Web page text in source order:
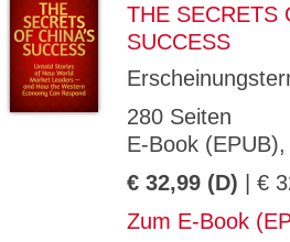
THE SECRETS
SUCCESS
280 Seiten
E-Book
€ 32,99 (D) | €
Zum E-Book